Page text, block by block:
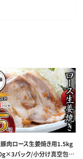
肉ロース生姜焼き用1.5kg
パック/小分け真空包装）